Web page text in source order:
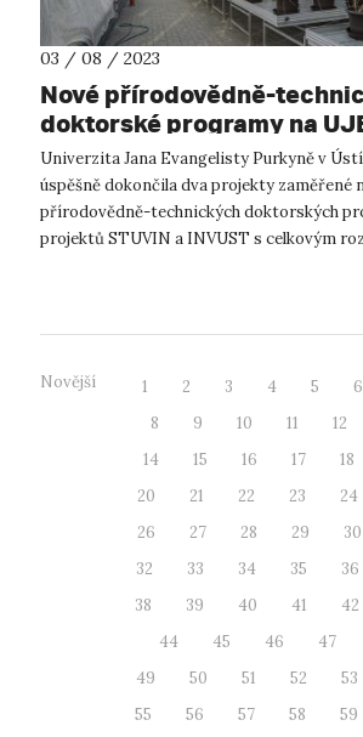
03 / 08 / 2023
Nové přírodovědně-
doktorské programy na
Univerzita Jana Evangelisty Purkyně v
úspěšně dokončila dva projekty zaměřené
přírodovědně-technických doktorských
projektů STUVIN a INVUST s celkovým
Novější 1 2 3 4 5 6
8
9 10 11 12
14
15 16 17 18
20
21 22 23 24
26
27 28 29 30
32
33 34 35 36
38
39 40 41 42
44
45 46 47
49
50 51 52 53
55
56 57 58 59